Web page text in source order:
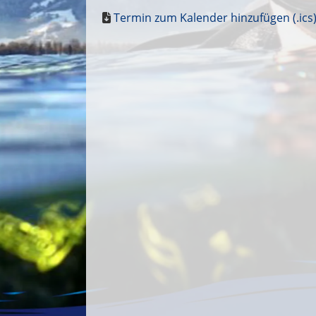
Termin zum Kalender hinzufügen (.ics)